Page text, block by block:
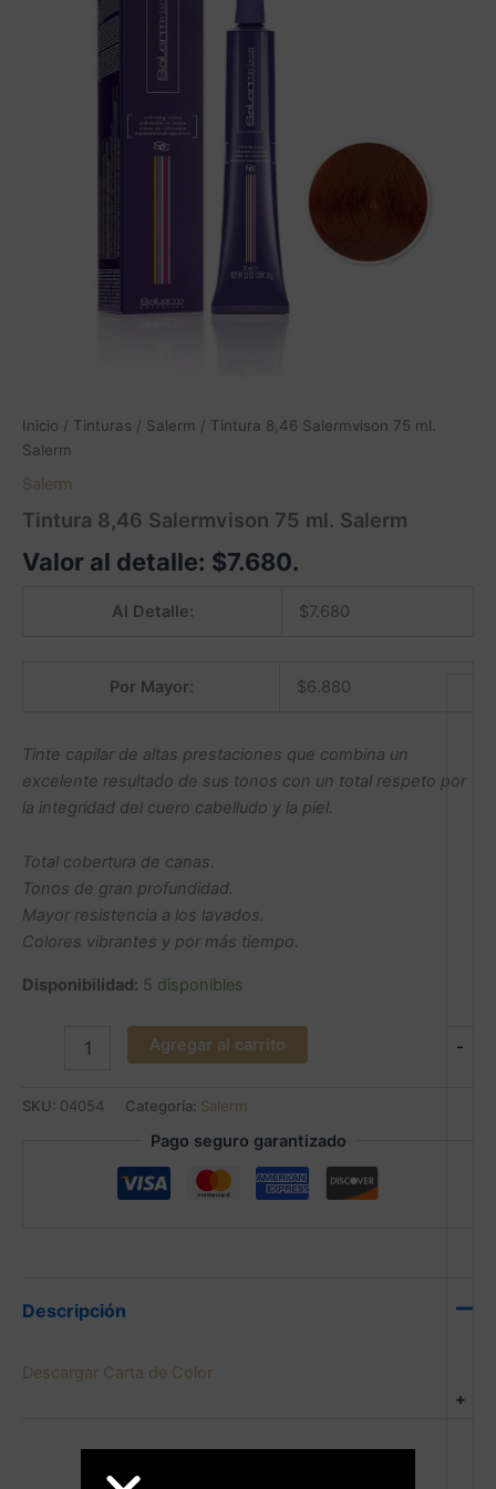
Inicio / Tinturas / Salerm / Tintura 8,46 Salermvison 75 ml.
Salerm
Salerm
Tintura 8,46 Salermvison 75 ml. Salerm
Valor al detalle: $7.680.
Al Detalle: $7.680
Por Mayor: $6.880
Tinte capilar de altas prestaciones que combina un
excelente resultado de sus tonos con un total respeto por
la integridad del cuero cabelludo y la piel.
Total cobertura de canas.
Tonos de gran profundidad.
Mayor resistencia a los lavados.
Colores vibrantes y por más tiempo.
Disponibilidad: 5 disponibles
-
+
Agregar al carrito
SKU: 04054 Categoría: Salerm
Pago seguro garantizado
Descripción
Descargar Carta de Color